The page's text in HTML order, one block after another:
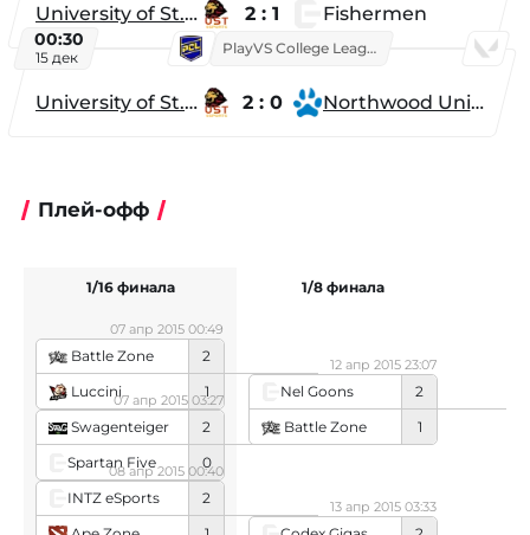
University of St. Thomas 2 : 1 Fishermen
00:30
15 дек
PlayVS College League 2025: Fall
University of St. Thomas 2 : 0 Northwood University
Плей-офф
Battle Zone
2
Luccini
1
07 апр 2015 00:49
Swagenteiger
2
Spartan Five
0
07 апр 2015 03:27
INTZ eSports
2
08 апр 2015 00:40
1/16 финала
Nel Goons
2
Battle Zone
1
12 апр 2015 23:07
13 апр 2015 03:33
1/8 финала